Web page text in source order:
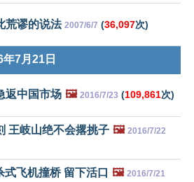
荒谬的说法 2007/6/7 (36,097次)
年7月21日
返中国市场 🖼️ 2016/7/23 (109,861次)
王岐山绝不会撂挑子 🖼️ 2016/7/22
式飞机撞桥 留下活口 🖼️ 2016/7/21